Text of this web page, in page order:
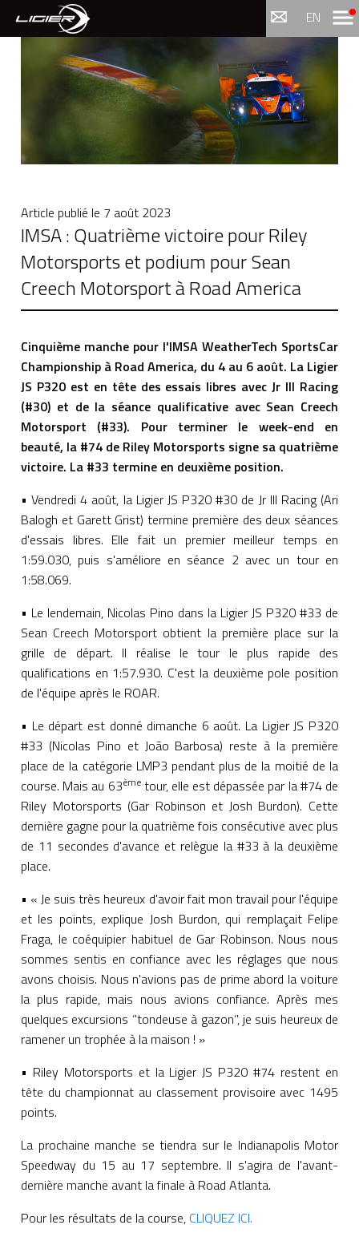
EN Menu
Article publié le 7 août 2023
IMSA : Quatrième victoire pour Riley
Motorsports et podium pour Sean
Creech Motorsport à Road America
Cinquième manche pour l'IMSA WeatherTech SportsCar
Championship à Road America, du 4 au 6 août. La Ligier
JS P320 est en tête des essais libres avec Jr III Racing
(#30) et de la séance qualificative avec Sean Creech
Motorsport (#33). Pour terminer le week-end en
beauté, la #74 de Riley Motorsports signe sa quatrième
victoire. La #33 termine en deuxième position.
• Vendredi 4 août, la Ligier JS P320 #30 de Jr III Racing (Ari
Balogh et Garett Grist) termine première des deux séances
d'essais libres. Elle fait un premier meilleur temps en
1:59.030, puis s'améliore en séance 2 avec un tour en
1:58.069.
• Le lendemain, Nicolas Pino dans la Ligier JS P320 #33 de
Sean Creech Motorsport obtient la première place sur la
grille de départ. Il réalise le tour le plus rapide des
qualifications en 1:57.930. C'est la deuxième pole position
de l'équipe après le ROAR.
• Le départ est donné dimanche 6 août. La Ligier JS P320
#33 (Nicolas Pino et João Barbosa) reste à la première
place de la catégorie LMP3 pendant plus de la moitié de la
course. Mais au 63èmetour, elle est dépassée par la #74 de
Riley Motorsports (Gar Robinson et Josh Burdon). Cette
dernière gagne pour la quatrième fois consécutive avec plus
de 11 secondes d'avance et relègue la #33 à la deuxième
place.
• « Je suis très heureux d'avoir fait mon travail pour l'équipe
et les points, explique Josh Burdon, qui remplaçait Felipe
Fraga, le coéquipier habituel de Gar Robinson. Nous nous
sommes sentis en confiance avec les réglages que nous
avons choisis. Nous n'avions pas de prime abord la voiture
la plus rapide, mais nous avions confiance. Après mes
quelques excursions ‘'tondeuse à gazon‘', je suis heureux de
ramener un trophée à la maison ! »
• Riley Motorsports et la Ligier JS P320 #74 restent en
tête du championnat au classement provisoire avec 1495
points.
La prochaine manche se tiendra sur le Indianapolis Motor
Speedway du 15 au 17 septembre. Il s'agira de l'avant-
dernière manche avant la finale à Road Atlanta.
Pour les résultats de la course, CLIQUEZ ICI.